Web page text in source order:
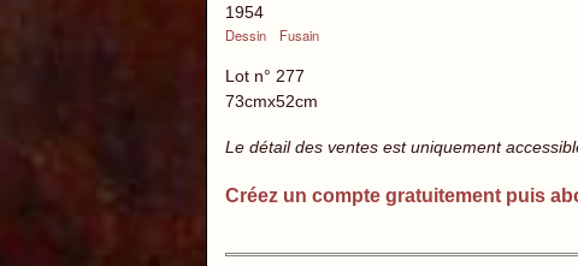
1954
Dessin
Fusain
Lot n° 277
73cmx52cm
Le détail des ventes est uniquement
Créez un compte gratuitement puis